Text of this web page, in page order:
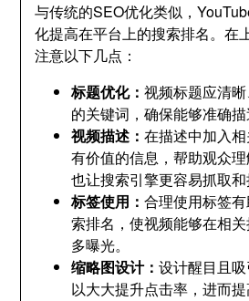
与传统的SEO优化类似，
化提高在平台上的搜索排名。在
注意以下几点：
标题优化：视频标题应清
的关键词，确保能够准确描
视频描述：在描述中加入
有价值的信息，帮助观众
也让搜索引擎更容易抓取和
标签使用：合理使用标签
索排名，使视频能够在相
多曝光。
缩略图设计：设计醒目且
以大大提升点击率，进而提